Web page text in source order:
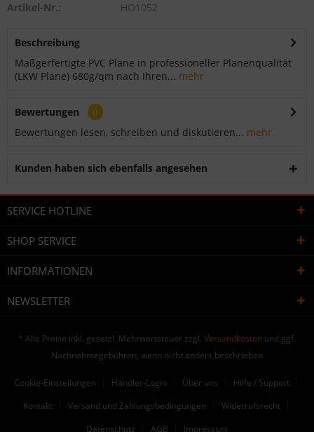
Artikel-Nr.: HO1052
Beschreibung
Maßgerfertigte PVC Plane in professioneller Planenqualität
(LKW Plane) 680g/qm nach Ihren... mehr
Bewertungen
0
Bewertungen lesen, schreiben und diskutieren... mehr
Kunden haben sich ebenfalls angesehen
SERVICE HOTLINE
SHOP SERVICE
INFORMATIONEN
NEWSLETTER
* Alle Preise inkl. gesetzl. Mehrwertsteuer zzgl. Versandkosten und ggf.
Nachnahmegebühren, wenn nicht anders beschrieben
Cookie-Einstellungen Händler-Login Über uns
Hilfe / Support
Kontakt
Versand und Zahlungsbedingungen
Widerrufsrecht
Datenschutz
AGB Impressum